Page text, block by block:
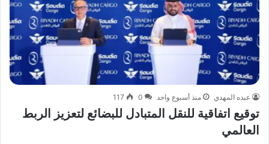
عبده المهدي منذ أسبوع واحد 0
117
توقيع اتفاقية للنقل المتبادل للبضائع لتعزيز الربط
العالمي